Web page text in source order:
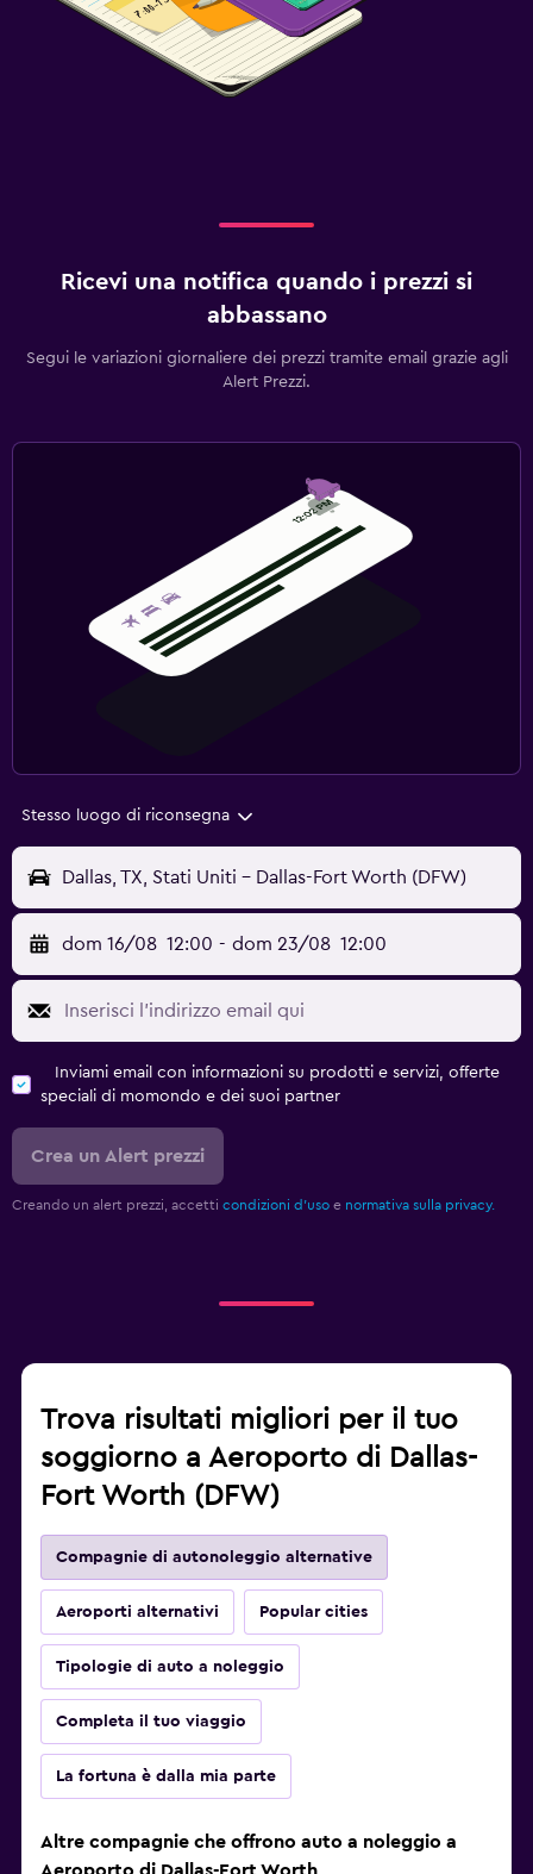
Ricevi una notifica quando i prezzi si
abbassano
Segui le variazioni giornaliere dei prezzi tramite email grazie agli
Alert Prezzi.
Stesso luogo di riconsegna
Dallas, TX, Stati Uniti - Dallas-Fort Worth (DFW)
dom 16/08 12:00 - dom 23/08 12:00
Inviami email con informazioni su prodotti e servizi, offerte
speciali di momondo e dei suoi partner
Crea un Alert prezzi
Creando un alert prezzi, accetti condizioni d'uso e normativa sulla privacy.
Trova risultati migliori per il tuo
soggiorno a Aeroporto di Dallas-
Fort Worth (DFW)
Compagnie di autonoleggio alternative
Aeroporti alternativi Popular cities
Tipologie di auto a noleggio
Completa il tuo viaggio
La fortuna è dalla mia parte
Altre compagnie che offrono auto a noleggio a